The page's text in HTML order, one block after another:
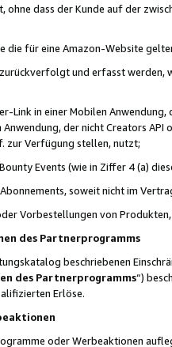
ohne dass der Kunde auf der
die für eine Amazon-Website
und erfasst werden,
Link in einer Mobilen
der nicht Creators
zur Verfügung stellen, nutzt;
Events (wie in Ziffer 4 (a)
soweit nicht im
Vorbestellungen von
des Partnerprogramms
beschriebenen
des Partnerprogramms“)
Erlöse.
oder Werbeaktionen